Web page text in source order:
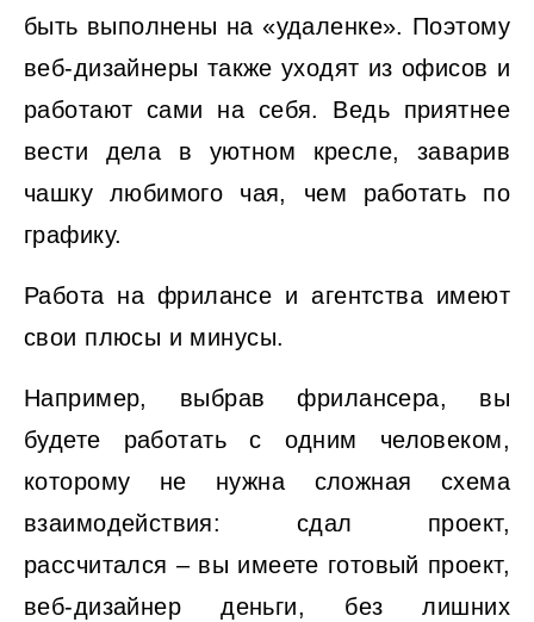
быть выполнены на «удаленке». Поэтому
веб-дизайнеры также уходят из офисов и
работают сами на себя. Ведь приятнее
вести дела в уютном кресле, заварив
чашку любимого чая, чем работать по
графику.
Работа на фрилансе и агентства имеют
свои плюсы и минусы.
Например, выбрав фрилансера, вы
будете работать с одним человеком,
которому не нужна сложная схема
взаимодействия: сдал проект,
рассчитался – вы имеете готовый проект,
веб-дизайнер деньги, без лишних